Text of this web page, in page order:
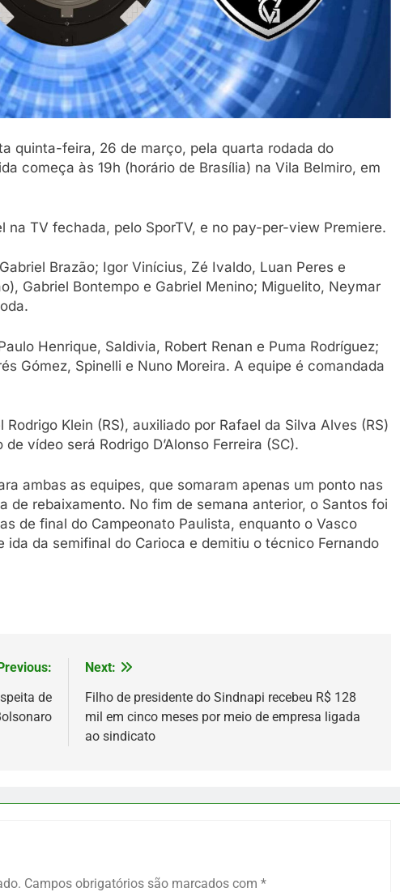
quinta-feira, 26 de março, pela quarta rodada do
começa às 19h (horário de Brasília) na Vila Belmiro, em
TV fechada, pelo SporTV, e no pay-per-view Premiere.
Brazão; Igor Vinícius, Zé Ivaldo, Luan Peres e
Gabriel Bontempo e Gabriel Menino; Miguelito, Neymar
Henrique, Saldivia, Robert Renan e Puma Rodríguez;
Gómez, Spinelli e Nuno Moreira. A equipe é comandada
Klein (RS), auxiliado por Rafael da Silva Alves (RS)
vídeo será Rodrigo D’Alonso Ferreira (SC).
ambas as equipes, que somaram apenas um ponto nas
de rebaixamento. No fim de semana anterior, o Santos foi
de final do Campeonato Paulista, enquanto o Vasco
ida da semifinal do Carioca e demitiu o técnico Fernando
de
Next:
Filho de presidente do Sindnapi recebeu R$ 128
mil em cinco meses por meio de empresa ligada
ao sindicato
Campos obrigatórios são marcados com *